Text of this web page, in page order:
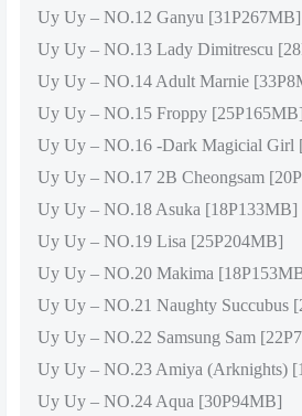
Uy Uy – NO.12 Ganyu [31P267MB]
Uy Uy – NO.13 Lady Dimitrescu
Uy Uy – NO.14 Adult Marnie
Uy Uy – NO.15 Froppy [25P165MB]
Uy Uy – NO.16 -Dark Magicial Girl
Uy Uy – NO.17 2B Cheongsam
Uy Uy – NO.18 Asuka [18P133MB]
Uy Uy – NO.19 Lisa [25P204MB]
Uy Uy – NO.20 Makima
Uy Uy – NO.21 Naughty Succubus
Uy Uy – NO.22 Samsung Sam
Uy Uy – NO.23 Amiya (Arknights)
Uy Uy – NO.24 Aqua [30P94MB]